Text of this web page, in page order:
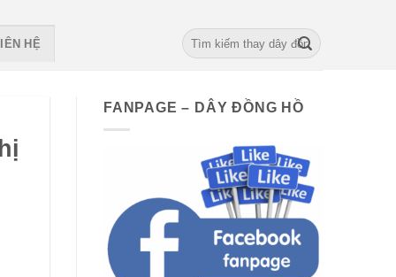
HỆ
Search
for:
FANPAGE – DÂY ĐỒNG HỒ